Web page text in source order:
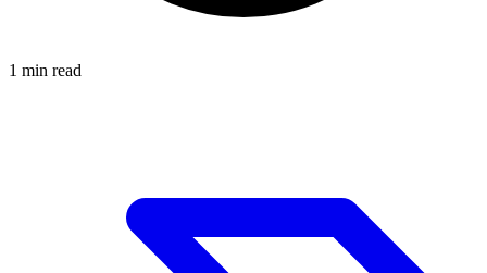
1 min read